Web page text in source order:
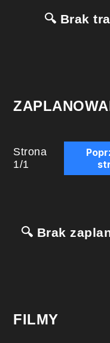
🔍 Brak
Strona
1/1
🔍 Brak
FILMY